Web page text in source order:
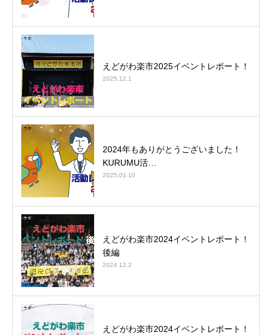
えどがわ楽市2025イベントレポート！
2025.12.1
2024年もありがとうございました！
KURUMU活…
2025.01.10
えどがわ楽市2024イベントレポート！
後編
2024.12.2
えどがわ楽市2024イベントレポート！